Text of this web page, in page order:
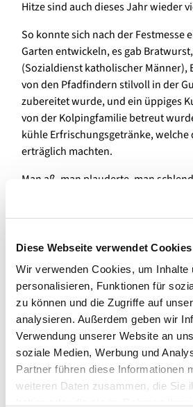
Diese Webseite verwendet Cookies
Wir verwenden Cookies, um Inhalte
personalisieren, Funktionen für
zu können und die Zugriffe auf
analysieren. Außerdem geben wir
Verwendung unserer Website an
soziale Medien, Werbung und
Partner führen diese Informationen
weiteren Daten zusammen, die Sie
Hitze sind auch dieses Jahr wieder
So konnte sich nach der Festmesse
Garten entwickeln, es gab
(Sozialdienst katholischer Männer),
von den Pfadfindern stilvoll in der
zubereitet wurde, und ein üppiges
von der Kolpingfamilie betreut
kühle Erfrischungsgetränke, welche
erträglich machten.
Man aß, man plauderte, man
bewunderte die Mutigen, die sich
versuchten und beneidete die